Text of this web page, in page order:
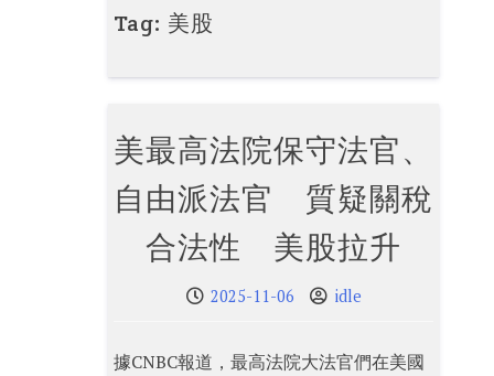
Tag: 美股
美最高法院保守法官、
自由派法官 質疑關稅
合法性 美股拉升
2025-11-06 idle
據CNBC報道，最高法院大法官們在美國